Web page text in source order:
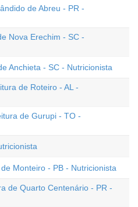
de Abreu - PR -
Nova Erechim - SC -
Anchieta - SC - Nutricionista
de Roteiro - AL -
de Gurupi - TO -
Monteiro - PB - Nutricionista
de Quarto Centenário - PR -